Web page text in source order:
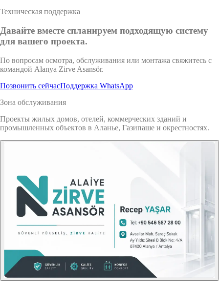
Техническая поддержка
Давайте вместе спланируем подходящую систему
для вашего проекта.
По вопросам осмотра, обслуживания или монтажа свяжитесь с
командой Alanya Zirve Asansör.
Позвонить сейчасПоддержка WhatsApp
Зона обслуживания
Проекты жилых домов, отелей, коммерческих зданий и
промышленных объектов в Аланье, Газипаше и окрестностях.